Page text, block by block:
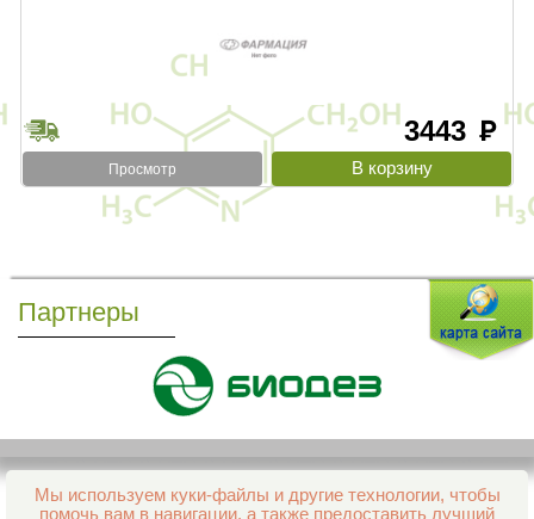
3443 руб
Просмотр
Партнеры
Мы используем куки-файлы и другие технологии, чтобы
помочь вам в навигации, а также предоставить лучший
Все права защищены и охраняются законом